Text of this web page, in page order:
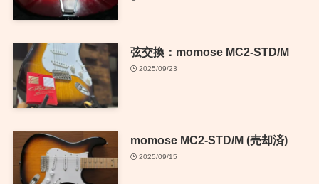
弦交換：momose MC2-STD/M
2025/09/23
momose MC2-STD/M (売却済)
2025/09/15